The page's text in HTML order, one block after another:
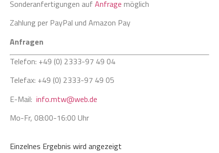
Sonderanfertigungen auf Anfrage möglich
Zahlung per PayPal und Amazon Pay
Anfragen
Telefon: +49 (0) 2333-97 49 04
Telefax: +49 (0) 2333-97 49 05
E-Mail: info.mtw@web.de
Mo-Fr, 08:00-16:00 Uhr
Einzelnes Ergebnis wird angezeigt